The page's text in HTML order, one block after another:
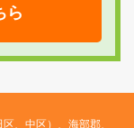
ら
、中区）、海部郡、